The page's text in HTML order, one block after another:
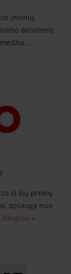
įmonių,
detalėmis
iš šių prekių
apsauga nuo
daugiau »